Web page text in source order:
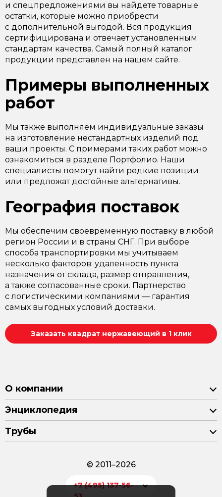
и спецпредложениями вы найдете товарные
остатки, которые можно приобрести
с дополнительной выгодой. Вся продукция
сертифицирована и отвечает установленным
стандартам качества. Самый полный каталог
продукции представлен на нашем сайте.
Примеры выполненных
работ
Мы также выполняем индивидуальные заказы
на изготовление нестандартных изделий под
ваши проекты. С примерами таких работ можно
ознакомиться в разделе Портфолио. Наши
специалисты помогут найти редкие позиции
или предложат достойные альтернативы.
География поставок
Мы обеспечим своевременную поставку в любой
регион России и в страны СНГ. При выборе
способа транспортировки мы учитываем
несколько факторов: удаленность пункта
назначения от склада, размер отправления,
а также согласованные сроки. Партнерство
с логистическими компаниями — гарантия
самых выгодных условий доставки.
Заказать квадрат нержавеющий в 1 клик
О компании
Энциклопедия
Трубы
© 2011–2026
+7 (495) 137-56-